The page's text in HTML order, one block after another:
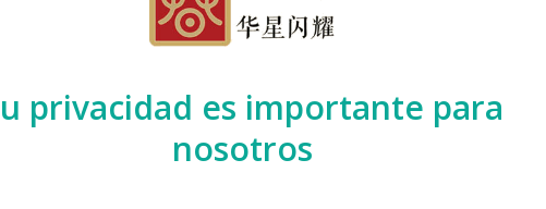
privacidad es importante para
nosotros
junto con: